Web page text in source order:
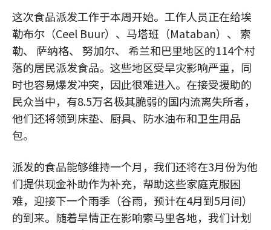
这次食品派发工作于本周开始。工作人员正在给埃
勒布尔（Ceel Buur）、马塔班（Mataban）、 索
勒、 萨纳格、 努加尔、 希兰和巴里地区的114个村
落的居民派发食品。这些地区受旱灾影响严重，同
时也容易爆发冲突，因此很难进入。在接受援助的
民众当中，有8.5万名极其脆弱的国内流离失所者，
他们还将领到床垫、厨具、防水油布和卫生用品
包。
派发的食品能够维持一个月，我们还将在3月份为他
们提供现金补助作为补充，帮助这些家庭克服困
难，迎接下一个雨季（谷雨，预计在4月到5月间）
的到来。随着旱情正在影响索马里各地，我们计划